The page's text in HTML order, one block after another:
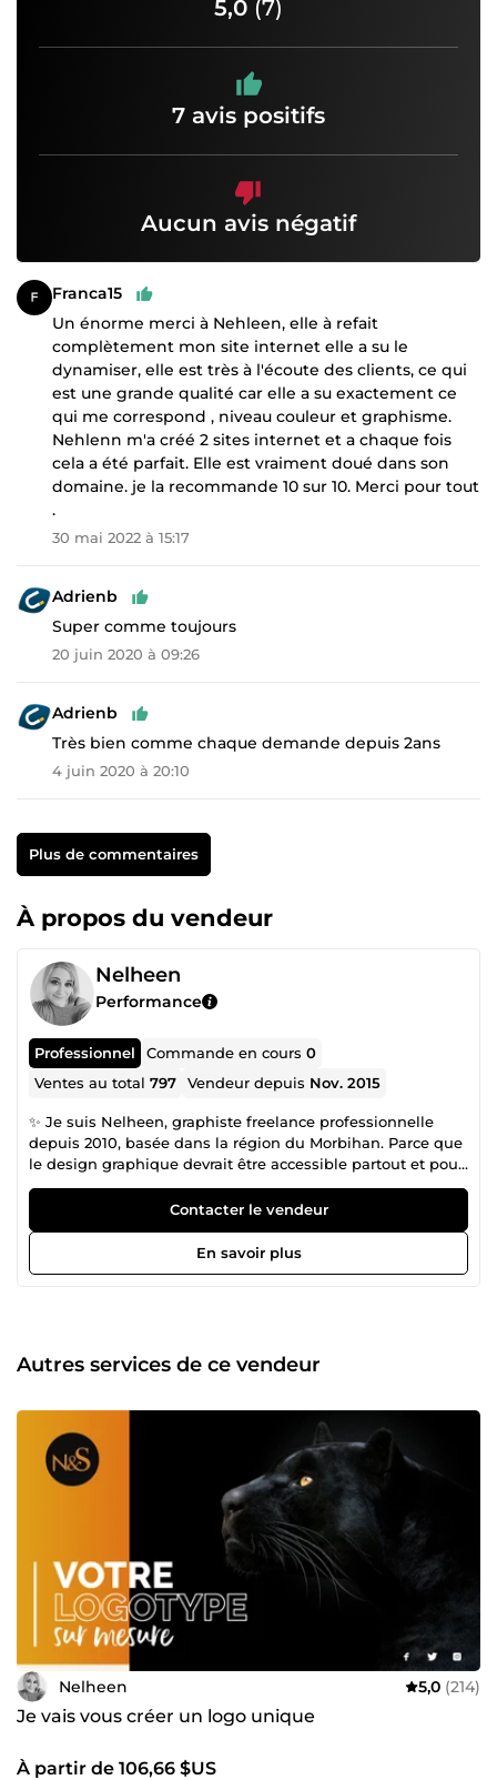
5,0 (7)
7 avis positifs
Aucun avis négatif
Franca15
Un énorme merci à Nehleen, elle à refait
complètement mon site internet elle a su le
dynamiser, elle est très à l'écoute des clients, ce qui
est une grande qualité car elle a su exactement ce
qui me correspond , niveau couleur et graphisme.
Nehlenn m'a créé 2 sites internet et a chaque fois
cela a été parfait. Elle est vraiment doué dans son
domaine. je la recommande 10 sur 10. Merci pour tout
.
30 mai 2022 à 15:17
Adrienb
Super comme toujours
20 juin 2020 à 09:26
Adrienb
Très bien comme chaque demande depuis 2ans
4 juin 2020 à 20:10
Plus de commentaires
À propos du vendeur
Nelheen
Performance
Professionnel Commande en cours0
Ventes au total797 Vendeur depuis Nov. 2015
✨ Je suis Nelheen, graphiste freelance professionnelle
depuis 2010, basée dans la région du Morbihan. Parce que
le design graphique devrait être accessible partout et pour
tous, je mets également ma créativité au service des
jeunes entrepreneurs pour les aider à sortir de la mêlée
concurrentielle. ✨ En parallèle, je propose des
accompagnements en développement personnel et
énergétique, alliant bien-être intérieur et création visuelle,
objectifs créatifs et personnels ✔️ Échanger avec vous de
façon régulière et en toute transparence ✔️ Travailler avec
Concevoir des designs professionnels sur mesure, en vous
mettant au centre du processus de création ✔️ Allier mon
expertise graphique et mes connaissances holistiques
pour vous aider à vous démarquer de vos concurrents tout
en cultivant l’harmonie intérieure ✔️ Collaborer avec des
personnes passionnées, sérieuses et motivées
Contacter le vendeur
En savoir plus
Autres services de ce vendeur
Nelheen 5,0 (214)
Je vais vous créer un logo unique
À partir de 106,66 $US